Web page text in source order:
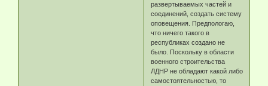
развертываемых частей и
соединений, создать систему
оповещения. Предпологаю,
что ничего такого в
республиках создано не
было. Поскольку в области
военного строительства
ЛДНР не обладают какой либо
самостоятельностью, то